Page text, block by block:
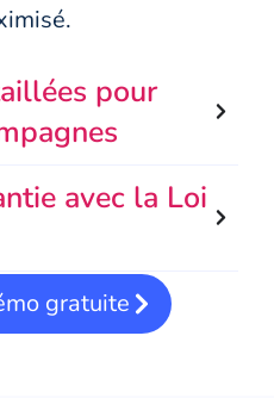
pour
avec la Loi
gratuite